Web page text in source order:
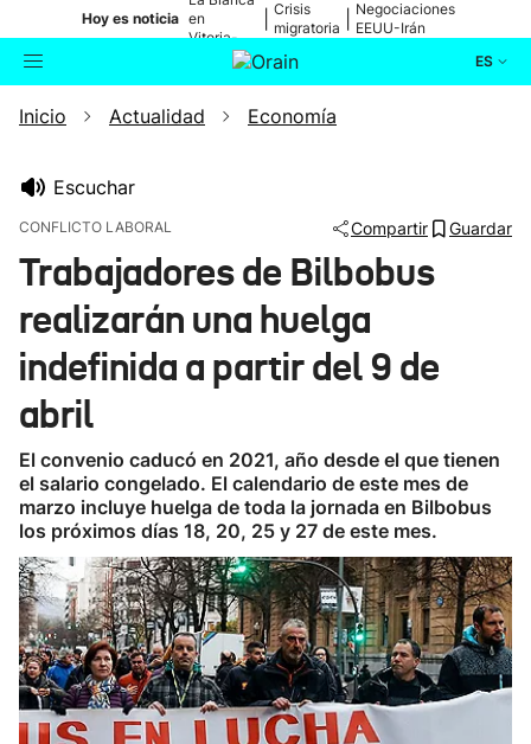
Hoy es noticia en
Vitoria-
Gasteiz
Crisis
migratoria
Negociaciones
EEUU-Irán
ES
Buscador Actualidad
Ikusmiran
Eguraldia
Inicio Actualidad Economía
Escuchar
CONFLICTO LABORAL Compartir Guardar
Trabajadores de Bilbobus
realizarán una huelga
indefinida a partir del 9 de
abril
El convenio caducó en 2021, año desde el que tienen
el salario congelado. El calendario de este mes de
marzo incluye huelga de toda la jornada en Bilbobus
los próximos días 18, 20, 25 y 27 de este mes.